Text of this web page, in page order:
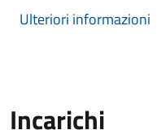
Ulteriori informazioni
Incarichi